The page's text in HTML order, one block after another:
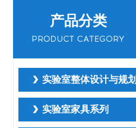
产品分类
实验室整体设计与规划
实验室家具系列